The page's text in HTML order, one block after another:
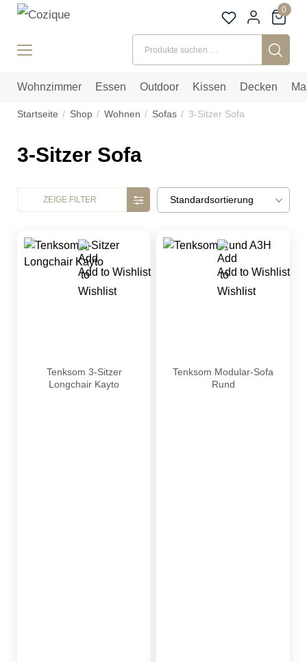
0
Suchen nach:
Wohnzimmer Essen Outdoor Kissen Decken
Startseite Shop Wohnen Sofas 3-Sitzer Sofa
3-Sitzer Sofa
Rosa Splendiani
Tenksom
Kategorien
Bürostühle
Nur lagernde Produkte anzeigen
ZEIGE FILTER
Add to Wishlist
Tenksom 3-Sitzer
Longchair Kayto
Add to Wishlist
Tenksom Modular-Sofa
Rund